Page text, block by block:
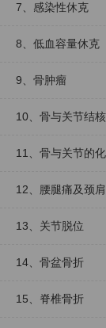
7、感染性休克
8、低血容量休克
9、骨肿瘤
10、骨与关节结核
11、骨与关节的
12、腰腿痛及颈
13、关节脱位
14、骨盆骨折
15、脊椎骨折